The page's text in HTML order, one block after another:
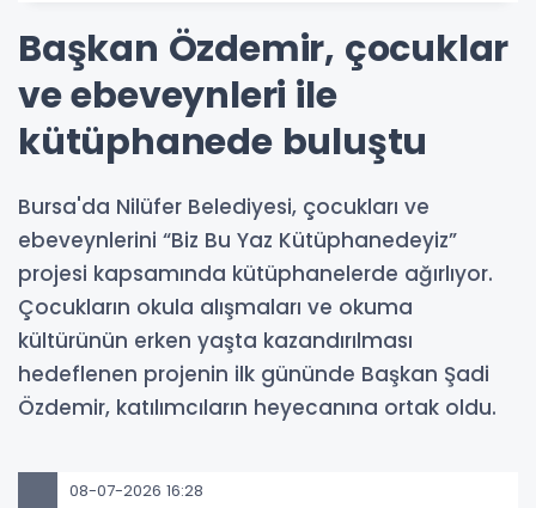
Başkan Özdemir, çocuklar
ve ebeveynleri ile
kütüphanede buluştu
Bursa'da Nilüfer Belediyesi, çocukları ve
ebeveynlerini “Biz Bu Yaz Kütüphanedeyiz”
projesi kapsamında kütüphanelerde ağırlıyor.
Çocukların okula alışmaları ve okuma
kültürünün erken yaşta kazandırılması
hedeflenen projenin ilk gününde Başkan Şadi
Özdemir, katılımcıların heyecanına ortak oldu.
08-07-2026 16:28